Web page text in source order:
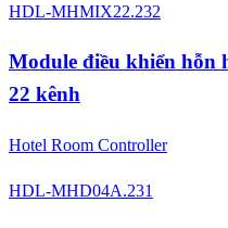
HDL-MHMIX22.232
Module điều khiển hỗn
22 kênh
Hotel Room Controller
HDL-MHD04A.231